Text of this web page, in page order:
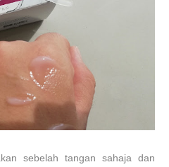
sebelah tangan sahaja dan